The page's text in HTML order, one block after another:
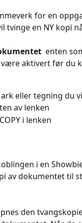
for en
tvinge en NY kopi
enten
aktivert før du
eller tegning du
av lenken
i lenken
i en
av dokumentet til
den